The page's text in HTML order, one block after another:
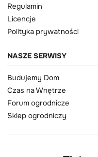
Regulamin
Licencje
Polityka prywatności
NASZE SERWISY
Budujemy Dom
Czas na Wnętrze
Forum ogrodnicze
Sklep ogrodniczy